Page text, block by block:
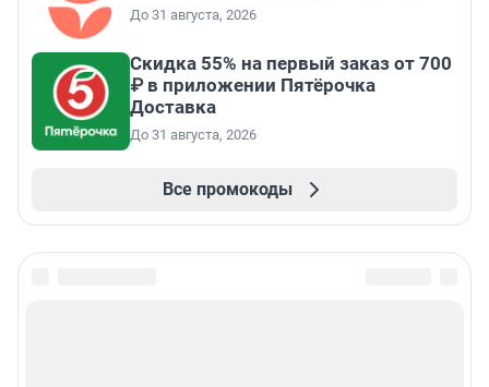
До 31 августа, 2026
Скидка 55% на первый заказ от 700
₽ в приложении Пятёрочка
Доставка
До 31 августа, 2026
Все промокоды